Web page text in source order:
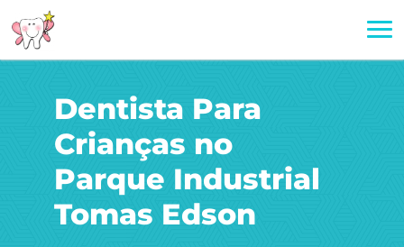
Dentista Para
Crianças no
Parque Industrial
Tomas Edson